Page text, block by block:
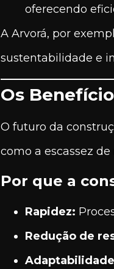
oferecendo
A Arvorá, por
sustentabilidade e
Os
O futuro da
como a escassez
Por que a
Rapidez:
Redução de